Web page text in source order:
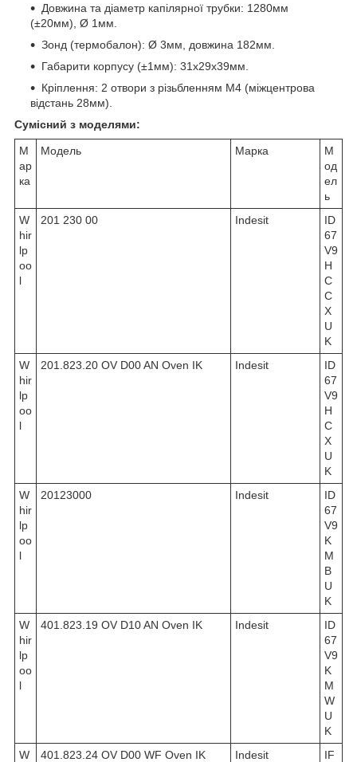
Довжина та діаметр капілярної трубки: 1280мм
(±20мм), Ø 1мм.
Зонд (термобалон): Ø 3мм, довжина 182мм.
Габарити корпусу (±1мм): 31х29х39мм.
Кріплення: 2 отвори з різьбленням М4 (міжцентрова
відстань 28мм).
Сумісний з моделями:
М
ар
ка
Модель Марка
М
од
ел
ь
W
hir
lp
oo
l
201 230 00 Indesit
ID
67
V9
H
C
C
X
U
K
W
hir
lp
oo
l
201.823.20 OV D00 AN Oven IK Indesit
ID
67
V9
H
C
X
U
K
W
hir
lp
oo
l
20123000 Indesit
ID
67
V9
K
M
B
U
K
W
hir
lp
oo
l
401.823.19 OV D10 AN Oven IK Indesit
ID
67
V9
K
M
W
U
K
W
401.823.24 OV D00 WF Oven IK Indesit
IF